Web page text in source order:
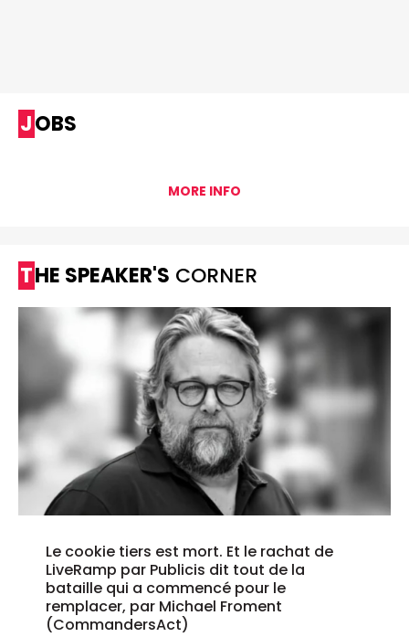
JOBS
MORE INFO
THE SPEAKER'S CORNER
Le cookie tiers est mort. Et le rachat de
LiveRamp par Publicis dit tout de la
bataille qui a commencé pour le
remplacer, par Michael Froment
(CommandersAct)